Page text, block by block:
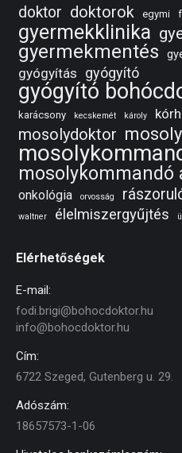
doktor doktorok egymi
gyermekklinika
gyermekmentés
gyógyítás gyógyító
gyógyító
karácsony kecskemét károly
mosolydoktor
mosolykommandó
onkológia
orvosság
waltner
élelmiszergyűjtés
Elérhetőségek
E-mail:
fodi.brigi@bohocdoktor.hu
info@bohocdoktor.hu
Cím:
6722 Szeged, Gutenberg u. 29.
Adószám:
18657573-1-06